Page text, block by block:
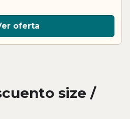
oferta
size /